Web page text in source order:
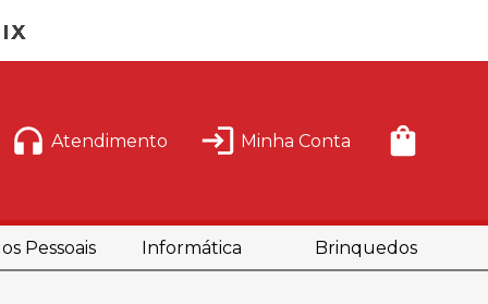
Atendimento Minha Conta
Pessoais Informática Brinquedos